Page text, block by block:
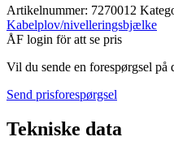
Artikelnummer: 7270012
Kabelplov/nivelleringsbjælke
ÅF login för att se pris
Vil du sende en forespørgsel på
Send prisforespørgsel
Tekniske data